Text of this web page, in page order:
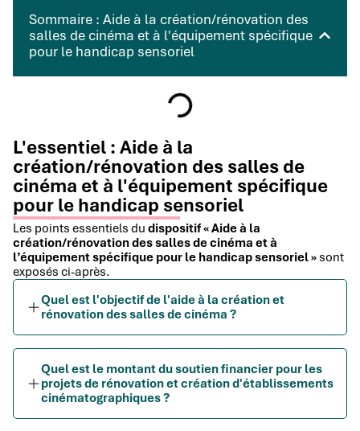
Sommaire : Aide à la création/rénovation des
salles de cinéma et à l'équipement spécifique
pour le handicap sensoriel
L'essentiel : Aide à la
création/rénovation des salles de
cinéma et à l'équipement spécifique
pour le handicap sensoriel
Les points essentiels du dispositif « Aide à la
création/rénovation des salles de cinéma et à
l’équipement spécifique pour le handicap sensoriel » sont
exposés ci-après.
Quel est l'objectif de l'aide à la création et
rénovation des salles de cinéma ?
Quel est le montant du soutien financier pour les
projets de rénovation et création d'établissements
cinématographiques ?